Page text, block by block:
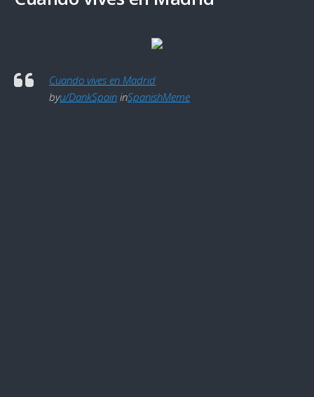
Cuando vives en Madrid
byu/DankSpain inSpanishMeme